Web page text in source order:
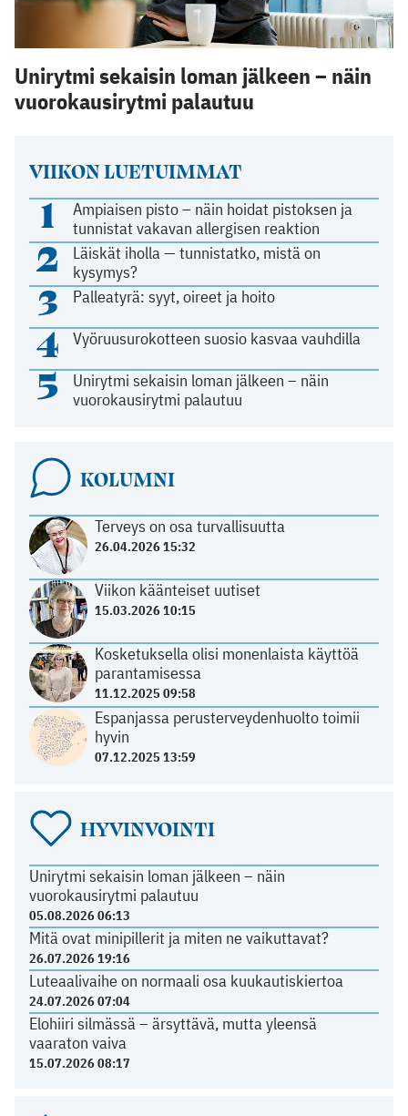
VIIKON LUETUIMMAT
1
Ampiaisen pisto – näin hoidat pistoksen ja
tunnistat vakavan allergisen reaktion
2
Läiskät iholla — tunnistatko, mistä on
kysymys?
3 Palleatyrä: syyt, oireet ja hoito
4 Vyöruusurokotteen suosio kasvaa vauhdilla
5
Unirytmi sekaisin loman jälkeen – näin
vuorokausirytmi palautuu
KOLUMNI
Terveys on osa turvallisuutta
26.04.2026 15:32
Viikon käänteiset uutiset
15.03.2026 10:15
Kosketuksella olisi monenlaista käyttöä
parantamisessa
11.12.2025 09:58
Espanjassa perusterveydenhuolto toimii
hyvin
07.12.2025 13:59
HYVINVOINTI
Unirytmi sekaisin loman jälkeen – näin
vuorokausirytmi palautuu
05.08.2026 06:13
Mitä ovat minipillerit ja miten ne vaikuttavat?
26.07.2026 19:16
Luteaalivaihe on normaali osa kuukautiskiertoa
24.07.2026 07:04
Elohiiri silmässä – ärsyttävä, mutta yleensä
vaaraton vaiva
15.07.2026 08:17
Unirytmi sekaisin loman jälkeen – näin
vuorokausirytmi palautuu